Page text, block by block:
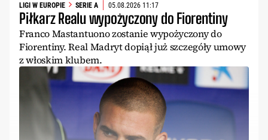
LIGI W EUROPIE SERIE A 05.08.2026 11:17
Piłkarz Realu wypożyczony do Fiorentiny
Franco Mastantuono zostanie wypożyczony do
Fiorentiny. Real Madryt dopiął już szczegóły umowy
z włoskim klubem.